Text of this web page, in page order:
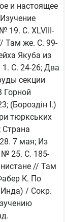
и настоящее
19. С. XLVIII-
Там же. С. 99-
Якуба из
С. 24-26; Два
секции
Горной
(Бороздiн I.)
тюркських
7 мая; Из
№ 25. С. 185-
// Там
К. По
/ Сокр.